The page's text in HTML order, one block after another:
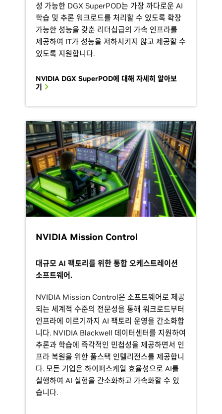
성 가능한 DGX SuperPOD는 가장 까다로운 AI
학습 및 추론 워크로드를 처리할 수 있도록 확장
가능한 성능을 갖춘 리더십급의 가속 인프라를
제공하여 IT가 성능을 저하시키지 않고 제공할 수
있도록 지원합니다.
NVIDIA DGX SuperPOD에 대해 자세히 알아보
기
NVIDIA Mission Control
대규모 AI 팩토리를 위한 통합 오케스트레이션
소프트웨어.
NVIDIA Mission Control은 소프트웨어로 제공
되는 세계적 수준의 전문성을 통해 워크로드부터
인프라에 이르기까지 AI 팩토리 운영을 간소화합
니다. NVIDIA Blackwell 데이터센터를 지원하여
추론과 학습에 즉각적인 민첩성을 제공하면서 인
프라 복원을 위한 풀스택 인텔리전스를 제공합니
다. 모든 기업은 하이퍼스케일 효율성으로 AI를
실행하여 AI 실험을 간소화하고 가속화할 수 있
습니다.